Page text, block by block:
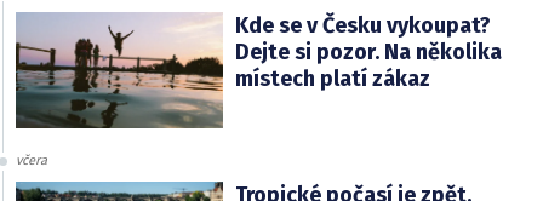
Kde se v Česku vykoupat?
Dejte si pozor. Na několika
místech platí zákaz
včera
Tropické počasí je zpět.